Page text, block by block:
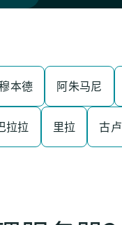
本德 阿朱马尼
拉拉 里拉 古卢